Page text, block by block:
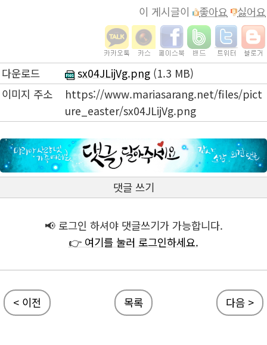
이 게시글이
좋아요 싫어요
다운로드 sx04JLijVg.png (1.3 MB)
이미지 주소
https://www.mariasarang.net/files/pict
ure_easter/sx04JLijVg.png
댓글 쓰기
📢 로그인 하셔야 댓글쓰기가 가능합니다.
👉 여기를 눌러 로그인하세요.
< 이전 목록 다음 >